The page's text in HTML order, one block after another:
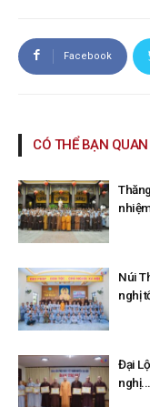
Facebook
CÓ THỂ BẠN
Núi
nghị
Đại
nghị...